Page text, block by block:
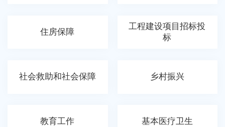
住房保障
工程建设项目招标投
标
社会救助和社会保障 乡村振兴
教育工作 基本医疗卫生